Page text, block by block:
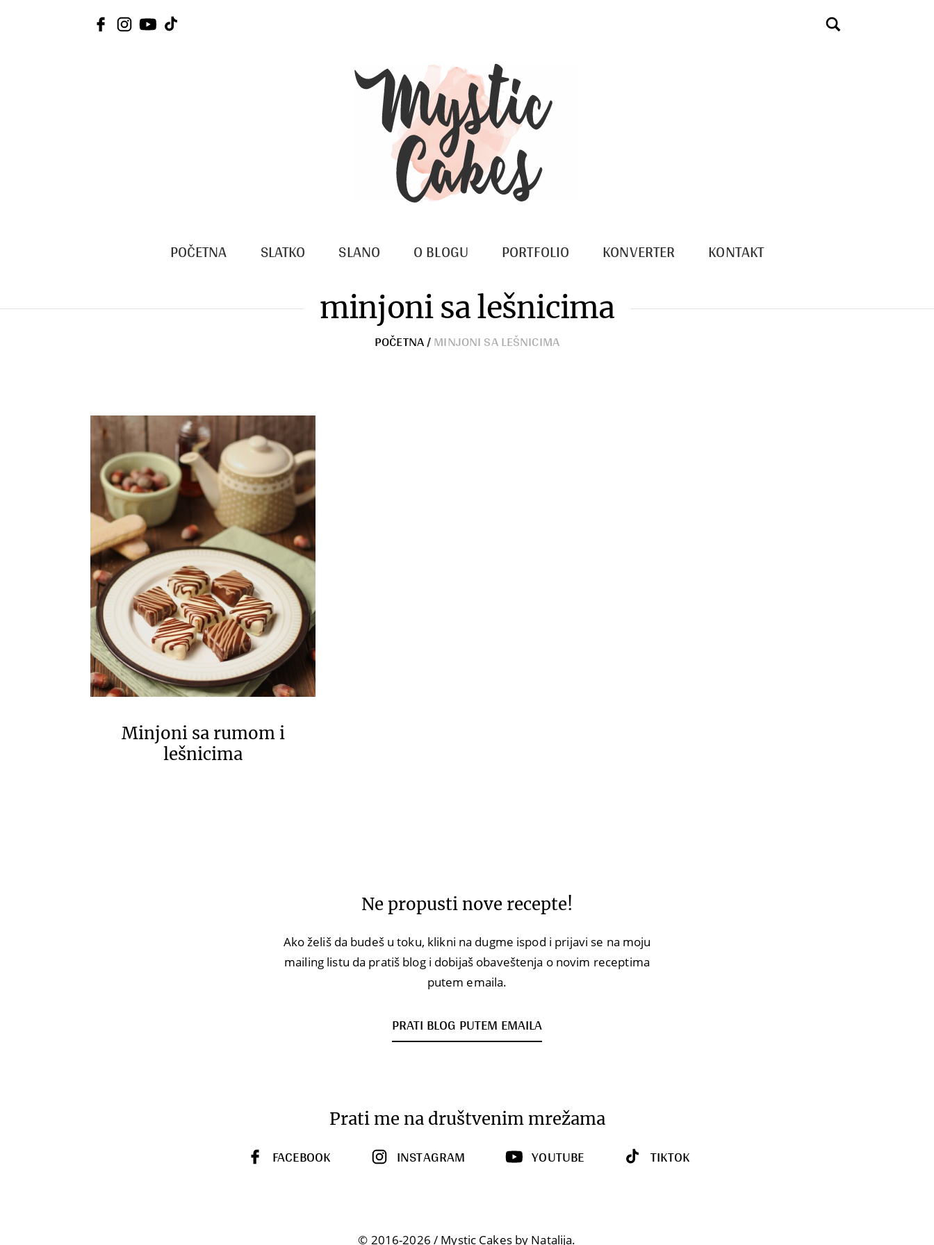
POČETNA SLATKO SLANO O BLOGU PORTFOLIO KONVERTER KONTAKT
minjoni sa lešnicima
POČETNA/MINJONI SA LEŠNICIMA
Minjoni sa rumom i
lešnicima
Ne propusti nove recepte!
Ako želiš da budeš u toku, klikni na dugme ispod i prijavi se na moju
mailing listu da pratiš blog i dobijaš obaveštenja o novim receptima
putem emaila.
PRATI BLOG PUTEM EMAILA
Prati me na društvenim mrežama
FACEBOOK INSTAGRAM YOUTUBE TIKTOK
© 2016-2026 / Mystic Cakes by Natalija.